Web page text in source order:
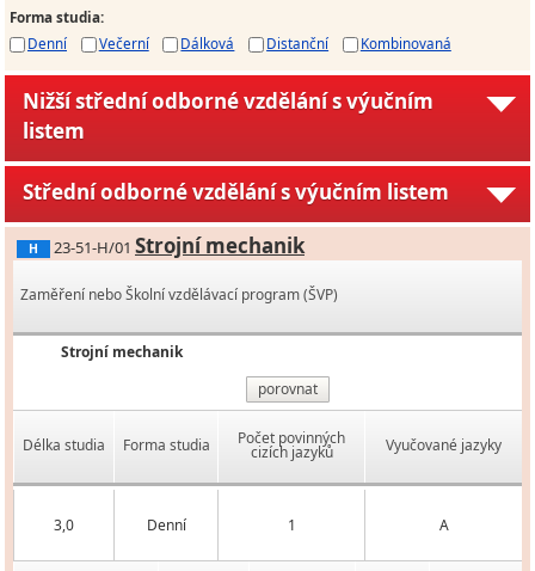
Forma studia:
Denní
Večerní Dálková Distanční Kombinovaná
Nižší střední odborné vzdělání s výučním
listem
Střední odborné vzdělání s výučním listem
H 23-51-H/01 Strojní mechanik
Zaměření nebo Školní vzdělávací program (ŠVP)
Strojní mechanik
porovnat
Délka studia Forma studia Počet povinných
cizích jazyků Vyučované jazyky
3,0 Denní 1 A